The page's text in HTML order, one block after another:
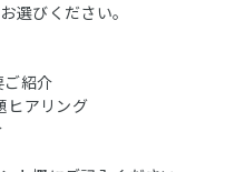
選びください。
紹介
ヒアリング